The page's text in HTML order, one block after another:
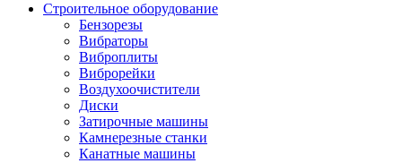
Строительное оборудование
Бензорезы
Вибраторы
Виброплиты
Виброрейки
Воздухоочистители
Диски
Затирочные машины
Камнерезные станки
Канатные машины